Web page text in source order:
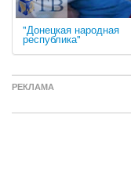
"Донецкая народная
республика"
РЕКЛАМА